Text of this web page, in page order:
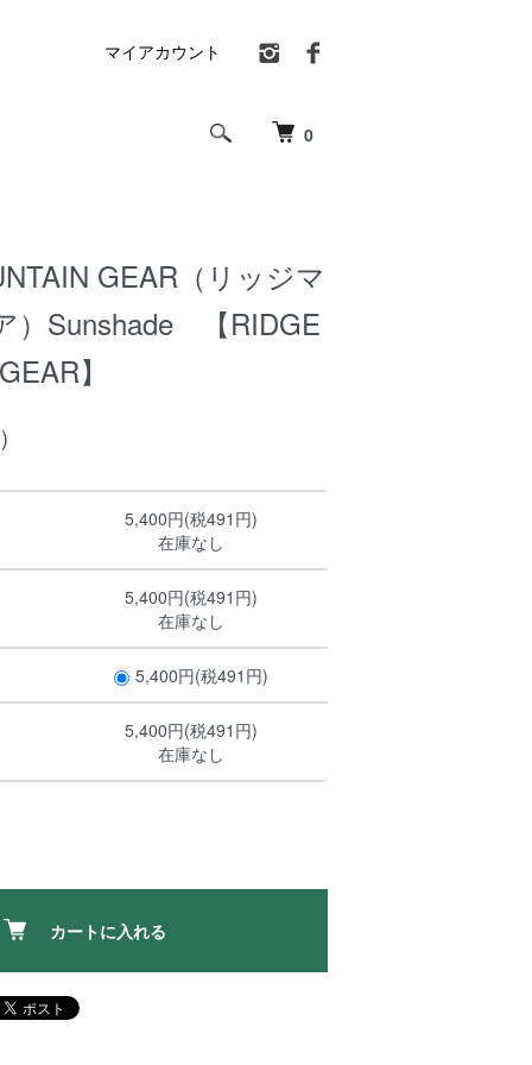
0
マイアカウント
GEAR（リッジマ
）Sunshade 【RIDGE
】
5,400円(税491円)
在庫なし
5,400円(税491円)
在庫なし
5,400円(税491円)
5,400円(税491円)
在庫なし
カートに入れる